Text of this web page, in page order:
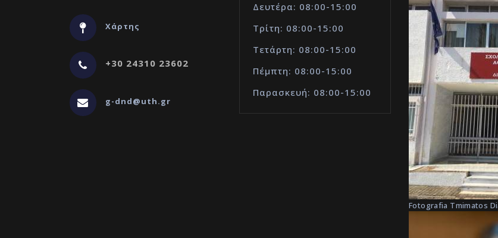
Χάρτης
+30 24310 23602
g-dnd@uth.gr
Δευτέρα: 08:00-15:00
Τρίτη: 08:00-15:00
Τετάρτη: 08:00-15:00
Πέμπτη: 08:00-15:00
Παρασκευή: 08:00-15:00
Fotografia Tmimatos